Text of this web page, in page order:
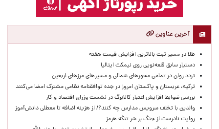
آخرین عناوین
طلا در مسیر ثبت بالاترین افزایش قیمت هفته
دستیار سابق قلعه‌نویی روی نیمکت ایتالیا
تردد روان در تمامی محورهای شمالی و مسیرهای مرزهای اربعین
ترکیه، عربستان و پاکستان امروز در جده توافقنامه نظامی مشترک امضا می‌کنند
بررسی ضوابط افزایش اعتبار کالابرگ در نشست وزرای اقتصاد و کار
والدین با تخلف سرویس مدارس چه کنند؟/ از هزینه اضافه تا معطلی دانش‌آموز
روایت نادرست از جنگ بر سَر تنگه هرمز